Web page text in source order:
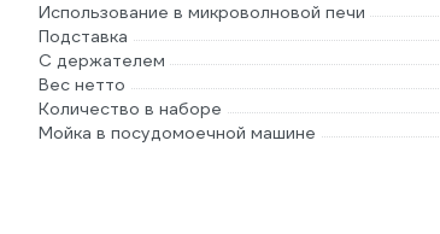
Использование в микроволновой печи
Подставка
С держателем
Вес нетто
Количество в наборе
Мойка в посудомоечной машине